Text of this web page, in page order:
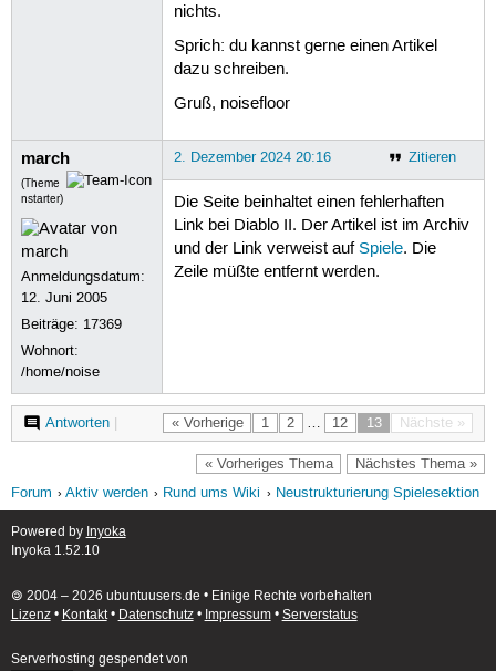
nichts.
Sprich: du kannst gerne einen Artikel
dazu schreiben.
Gruß, noisefloor
march
(Theme
nstarter)
Anmeldungsdatum:
12. Juni 2005
Beiträge: 17369
Wohnort:
/home/noise
Zitieren
2. Dezember 2024 20:16
Die Seite beinhaltet einen fehlerhaften
Link bei Diablo II. Der Artikel ist im Archiv
und der Link verweist aufSpiele. Die
Zeile müßte entfernt werden.
« Vorherige 1 2 … 12 13 Nächste »
Antworten|
« Vorheriges Thema Nächstes Thema »
Forum Aktiv werden Rund ums Wiki Neustrukturierung Spielesektion
Powered by Inyoka
Inyoka 1.52.10
🄯 2004 – 2026 ubuntuusers.de • Einige Rechte vorbehalten
Lizenz• Kontakt• Datenschutz• Impressum• Serverstatus
Serverhosting gespendet von